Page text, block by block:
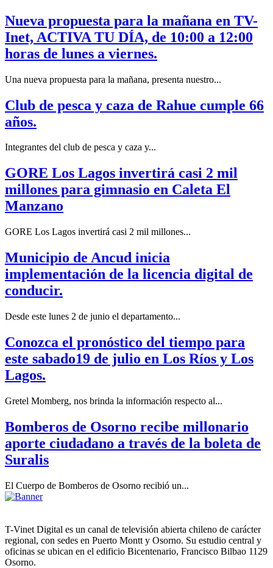
Nueva propuesta para la mañana en TV-
Inet, ACTIVA TU DÍA, de 10:00 a 12:00
horas de lunes a viernes.
Una nueva propuesta para la mañana, presenta nuestro...
Club de pesca y caza de Rahue cumple 66
años.
Integrantes del club de pesca y caza y...
GORE Los Lagos invertirá casi 2 mil
millones para gimnasio en Caleta El
Manzano
GORE Los Lagos invertirá casi 2 mil millones...
Municipio de Ancud inicia
implementación de la licencia digital de
conducir.
Desde este lunes 2 de junio el departamento...
Conozca el pronóstico del tiempo para
este sabado19 de julio en Los Ríos y Los
Lagos.
Gretel Momberg, nos brinda la información respecto al...
Bomberos de Osorno recibe millonario
aporte ciudadano a través de la boleta de
Suralis
El Cuerpo de Bomberos de Osorno recibió un...
T-Vinet Digital es un canal de televisión abierta chileno de carácter
regional, con sedes en Puerto Montt y Osorno. Su estudio central y
oficinas se ubican en el edificio Bicentenario, Francisco Bilbao 1129
Osorno.